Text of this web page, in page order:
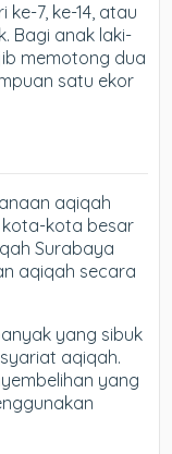
7, ke-14, atau
Bagi anak laki-
memotong dua
satu ekor
aqiqah
kota besar
Surabaya
aqiqah secara
yang sibuk
aqiqah.
yang